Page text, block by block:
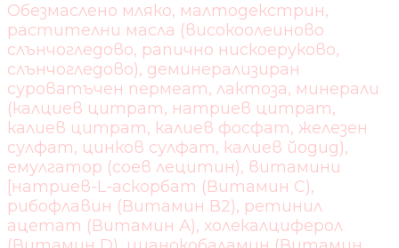
Обезмаслено мляко, малтодекстрин,
растителни масла (високоолеиново
слънчогледово, рапично нискоеруково,
слънчогледово), деминерализиран
суроватъчен пермеат, лактоза, минерали
(калциев цитрат, натриев цитрат,
калиев цитрат, калиев фосфат, железен
сулфат, цинков сулфат, калиев йодид),
емулгатор (соев лецитин), витамини
[натриев-L-аскорбат (Витамин С),
рибофлавин (Витамин В2), ретинил
ацетат (Витамин А), холекалциферол